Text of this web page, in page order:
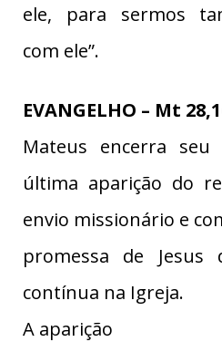
ele, para sermos
com ele”.
EVANGELHO – Mt
Mateus encerra
última aparição do
envio missionário e
promessa de Jesus
contínua na Igreja.
A aparição